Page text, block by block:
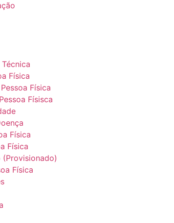
Física
Física
Físisca
Física
Física
Física